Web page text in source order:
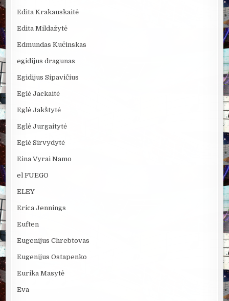
Edita Krakauskaitė
Edita Mildažytė
Edmundas Kučinskas
egidijus dragunas
Egidijus Sipavičius
Eglė Jackaitė
Eglė Jakštytė
Eglė Jurgaitytė
Eglė Sirvydytė
Eina Vyrai Namo
el FUEGO
ELEY
Erica Jennings
Euften
Eugenijus Chrebtovas
Eugenijus Ostapenko
Eurika Masytė
Eva